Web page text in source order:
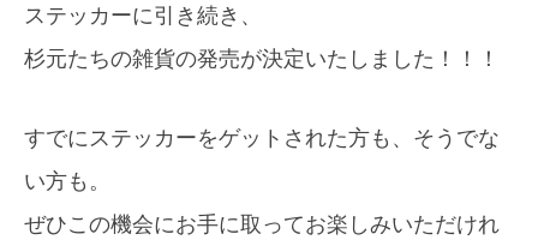
ステッカーに引き続き、
杉元たちの雑貨の発売が決定いたしました！！！
すでにステッカーをゲットされた方も、そうでな
い方も。
ぜひこの機会にお手に取ってお楽しみいただけれ